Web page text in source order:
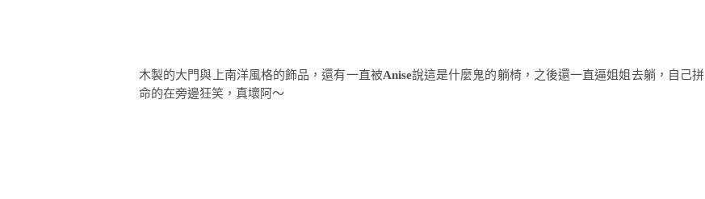
木製的大門與上南洋風格的飾品，還有一直被Anise說這是什麼鬼的躺椅，之後還一直逼姐姐去躺，自己拼
命的在旁邊狂笑，真壞阿～